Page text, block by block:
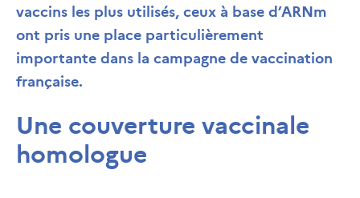
vaccins les plus utilisés, ceux à base d’ARNm
ont pris une place particulièrement
importante dans la campagne de vaccination
française.
Une couverture vaccinale
homologue